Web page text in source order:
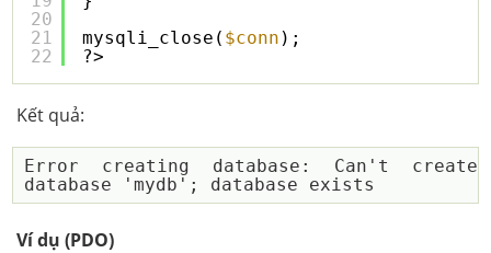
20
21
22
mysqli_close( $conn );
?>
Kết quả:
Error creating database: Can't create
Ví dụ (PDO)